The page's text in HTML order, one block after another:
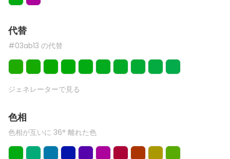
代替
#03ab13 の代替
ジェネレーターで見る
色相
色相が互いに 36° 離れた色